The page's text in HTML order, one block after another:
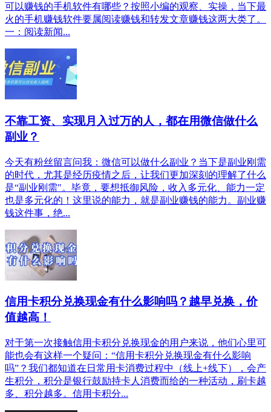
可以赚钱的手机软件有哪些？按照小编的观察、实操，当下最
火的手机赚钱软件要属阅读赚钱和转发文章赚钱这两大类了。
一：阅读新闻...
不靠工资、实现月入过万的人，都在用微信做什么
副业？
今天有粉丝留言问我：微信可以做什么副业？当下是副业刚需
的时代，尤其是经历疫情之后，让我们更加深刻的理解了什么
是“副业刚需"。毕竟，要想抵御风险，收入多元化、能力一定
也是多元化的！这里说的能力，就是副业赚钱的能力。副业赚
钱这件事，绝...
信用卡积分兑换现金有什么影响吗？越早兑换，价
值越高！
对于第一次接触信用卡积分兑换现金的用户来说，他们心里可
能也会有这样一个疑问：“信用卡积分兑换现金有什么影响
吗”？我们都知道在日常用卡消费过程中（线上+线下），会产
生积分，积分是银行鼓励持卡人消费而给的一种活动，刷卡越
多、积分越多。信用卡积分...